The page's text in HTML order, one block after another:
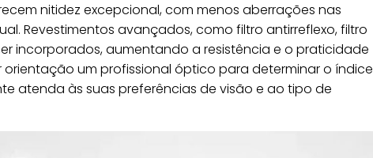
nitidez excepcional, com menos aberrações nas
Revestimentos avançados, como filtro antirreflexo, filtro
incorporados, aumentando a resistência e o praticidade
orientação um profissional óptico para determinar o índice
atenda às suas preferências de visão e ao tipo de